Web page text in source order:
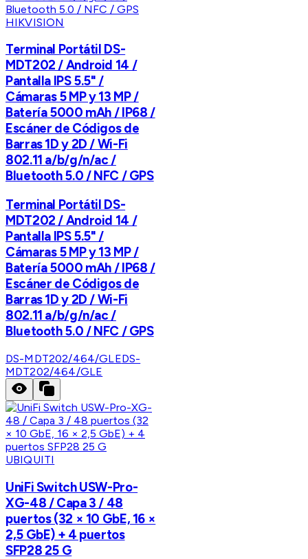
HIKVISION
Terminal Portátil DS-
MDT202 / Android 14 /
Pantalla IPS 5.5" /
Cámaras 5 MP y 13 MP /
Batería 5000 mAh / IP68 /
Escáner de Códigos de
Barras 1D y 2D / Wi-Fi
802.11 a/b/g/n/ac /
Bluetooth 5.0 / NFC / GPS
Terminal Portátil DS-
MDT202 / Android 14 /
Pantalla IPS 5.5" /
Cámaras 5 MP y 13 MP /
Batería 5000 mAh / IP68 /
Escáner de Códigos de
Barras 1D y 2D / Wi-Fi
802.11 a/b/g/n/ac /
Bluetooth 5.0 / NFC / GPS
DS-MDT202/464/GLEDS-
MDT202/464/GLE
UBIQUITI
UniFi Switch USW-Pro-
XG-48 / Capa 3 / 48
puertos (32 × 10 GbE, 16 ×
2,5 GbE) + 4 puertos
SFP28 25 G